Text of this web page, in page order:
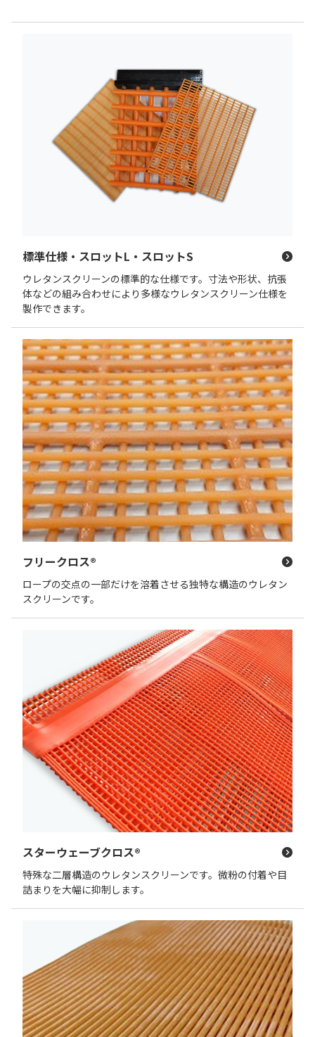
標準仕様・スロットL・スロットS
ウレタンスクリーンの標準的な仕様です。寸法や形状、抗張
体などの組み合わせにより多様なウレタンスクリーン仕様を
製作できます。
フリークロス®
ロープの交点の一部だけを溶着させる独特な構造のウレタン
スクリーンです。
スターウェーブクロス®
特殊な二層構造のウレタンスクリーンです。微粉の付着や目
詰まりを大幅に抑制します。